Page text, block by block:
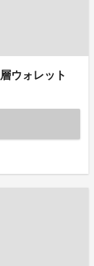
ウォレット